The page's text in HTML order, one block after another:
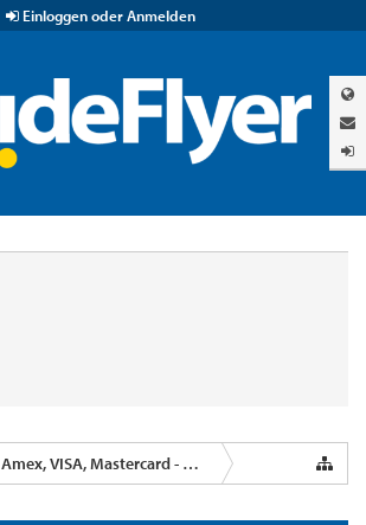
Einloggen oder Anmelden
Amex, VISA, Mastercard - Kreditkartenanbieter